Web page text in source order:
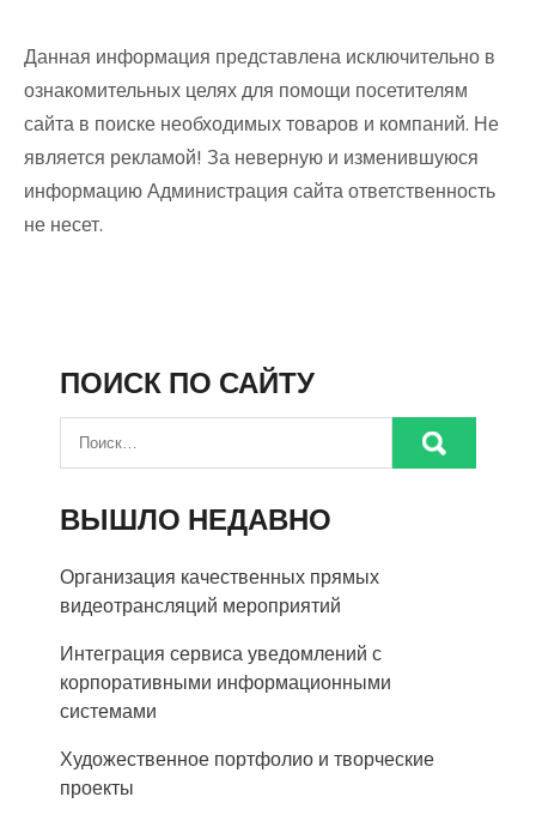
Данная информация представлена исключительно в
ознакомительных целях для помощи посетителям
сайта в поиске необходимых товаров и компаний. Не
является рекламой! За неверную и изменившуюся
информацию Администрация сайта ответственность
не несет.
ПОИСК ПО САЙТУ
ВЫШЛО НЕДАВНО
Организация качественных прямых
видеотрансляций мероприятий
Интеграция сервиса уведомлений с
корпоративными информационными
системами
Художественное портфолио и творческие
проекты